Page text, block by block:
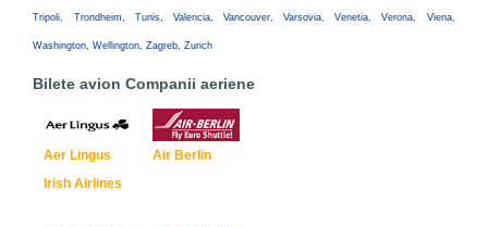
Tripoli, Trondheim, Tunis, Valencia, Vancouver, Varsovia, Venetia, Verona, Viena,
Washington, Wellington, Zagreb, Zurich
Bilete avion Companii aeriene
Aer Lingus
Irish Airlines
Air Berlin